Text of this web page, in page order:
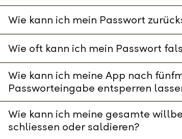
Wie kann ich mein Passwort
Wie oft kann ich mein Passwort
Wie kann ich meine App nach
Passworteingabe entsperren
Wie kann ich meine gesamte
schliessen oder saldieren?